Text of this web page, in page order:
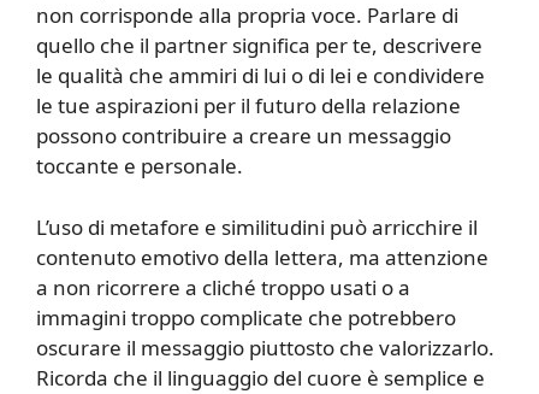
non corrisponde alla propria voce. Parlare di
quello che il partner significa per te, descrivere
le qualità che ammiri di lui o di lei e condividere
le tue aspirazioni per il futuro della relazione
possono contribuire a creare un messaggio
toccante e personale.
L’uso di metafore e similitudini può arricchire il
contenuto emotivo della lettera, ma attenzione
a non ricorrere a cliché troppo usati o a
immagini troppo complicate che potrebbero
oscurare il messaggio piuttosto che valorizzarlo.
Ricorda che il linguaggio del cuore è semplice e